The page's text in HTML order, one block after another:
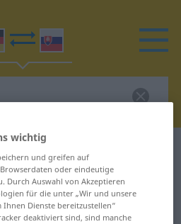
Übersetzung
wichtig
und greifen auf
oder eindeutige
Durch Auswahl von Akzeptieren
für die unter „Wir und unsere
Dienste bereitzustellen“
deaktiviert sind, sind manche